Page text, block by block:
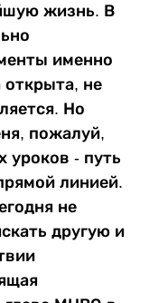
жизнь. В
именно
открыта, не
Но
пожалуй,
уроков - путь
линией.
не
другую и